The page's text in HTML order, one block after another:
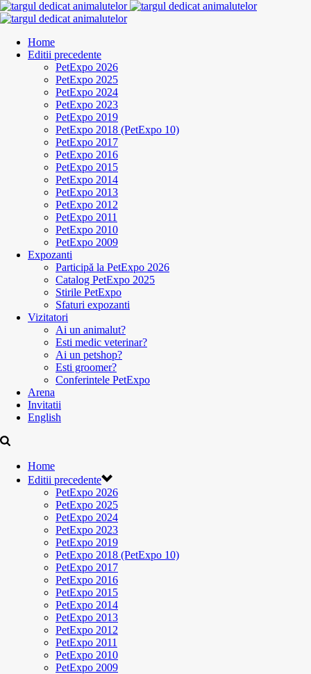
Home
Editii precedente
PetExpo 2026
PetExpo 2025
PetExpo 2024
PetExpo 2023
PetExpo 2019
PetExpo 2018 (PetExpo 10)
PetExpo 2017
PetExpo 2016
PetExpo 2015
PetExpo 2014
PetExpo 2013
PetExpo 2012
PetExpo 2011
PetExpo 2010
PetExpo 2009
Expozanti
Participă la PetExpo 2026
Catalog PetExpo 2025
Stirile PetExpo
Sfaturi expozanti
Vizitatori
Ai un animalut?
Esti medic veterinar?
Ai un petshop?
Esti groomer?
Conferintele PetExpo
Arena
Invitatii
English
Home
Editii precedente
PetExpo 2026
PetExpo 2025
PetExpo 2024
PetExpo 2023
PetExpo 2019
PetExpo 2018 (PetExpo 10)
PetExpo 2017
PetExpo 2016
PetExpo 2015
PetExpo 2014
PetExpo 2013
PetExpo 2012
PetExpo 2011
PetExpo 2010
PetExpo 2009